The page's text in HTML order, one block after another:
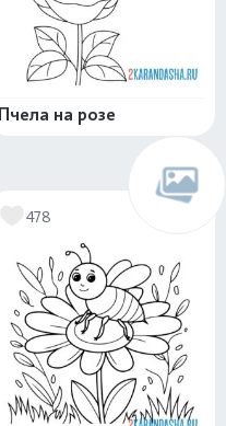
Пчела на розе
478